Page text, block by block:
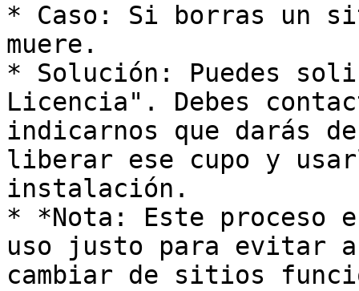
* Caso: Si borras un
muere.
* Solución: Puedes
Licencia". Debes
indicarnos que darás
liberar ese cupo y
instalación.
* *Nota: Este proceso
uso justo para evitar
cambiar de sitios